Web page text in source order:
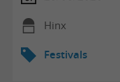
Hinx
Festivals